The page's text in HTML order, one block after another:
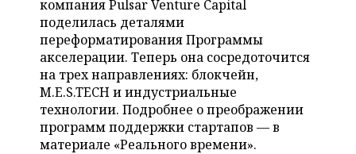
ЭНЕРГЕТИКА
ТЕЛЕКОММУНИКАЦИИ
БИЗНЕС-БРАНЧИ
ONLINE-КОНФЕРЕНЦИИ
ОТКРЫТАЯ ЛЕКЦИЯ
ФУТБОЛ
ХОККЕЙ
БАСКЕТБОЛ
ВОЛЕЙБОЛ
НОВОСТИ ОБЩЕСТВА
ВЛАСТЬ
ИНФРАСТРУКТУРА
ИСТОРИЯ
ФОТОГАЛЕРЕЯ
СЮЖЕТЫ
СПРАВОЧНИК
СПИСОК ПЕРСОН
ПОЛНАЯ ВЕРСИЯ
компания Pulsar Venture Capital
поделилась деталями
переформатирования Программы
акселерации. Теперь она сосредоточится
на трех направлениях: блокчейн,
M.E.S.TECH и индустриальные
технологии. Подробнее о преображении
программ поддержки стартапов — в
материале «Реального времени».